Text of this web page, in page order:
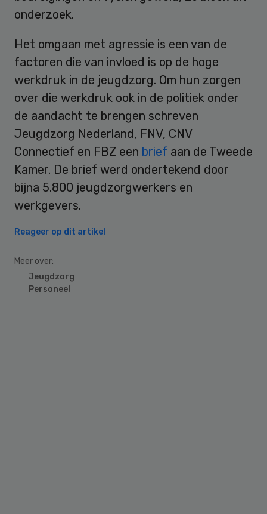
onderzoek.
Het omgaan met agressie is een van de
factoren die van invloed is op de hoge
werkdruk in de jeugdzorg. Om hun zorgen
over die werkdruk ook in de politiek onder
de aandacht te brengen schreven
Jeugdzorg Nederland, FNV, CNV
Connectief en FBZ een brief aan de Tweede
Kamer. De brief werd ondertekend door
bijna 5.800 jeugdzorgwerkers en
werkgevers.
Reageer op dit artikel
Meer over:
Jeugdzorg
Personeel